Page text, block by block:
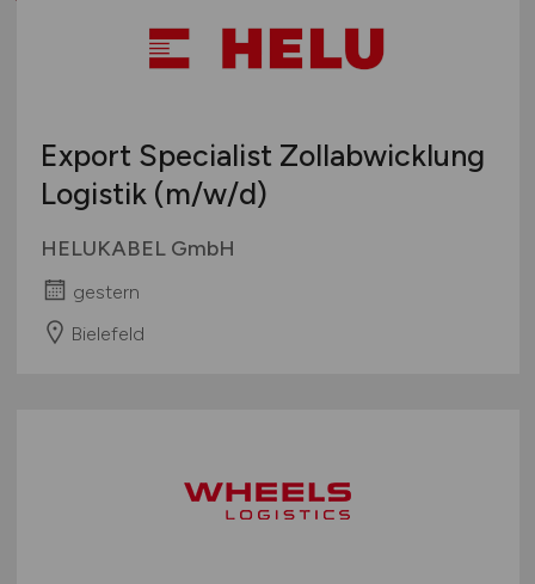
Export Specialist Zollabwicklung
Logistik (m/w/d)
HELUKABEL GmbH
gestern
Bielefeld